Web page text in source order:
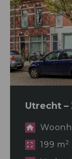
Utrecht –
199 m2